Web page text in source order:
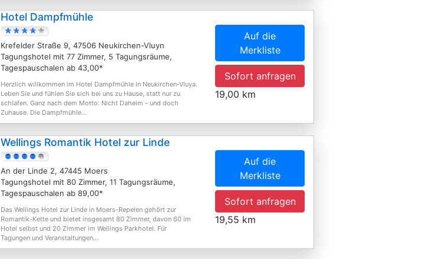
Hotel Dampfmühle
Krefelder Straße 9, 47506 Neukirchen-Vluyn
Tagungshotel mit 77 Zimmer, 5 Tagungsräume,
Tagespauschalen ab 43,00*
Herzlich willkommen im Hotel Dampfmühle in Neukirchen-Vluya.
Leben Sie und fühlen Sie sich bei uns zu Hause, statt nur zu
schlafen. Ganz nach dem Motto: Nicht Daheim - und doch
Zuhause. Die Dampfmühle...
Auf die
Merkliste
Sofort anfragen
19,00 km
Wellings Romantik Hotel zur Linde
An der Linde 2, 47445 Moers
Tagungshotel mit 80 Zimmer, 11 Tagungsräume,
Tagespauschalen ab 89,00*
Das Wellings Hotel zur Linde in Moers-Repelen gehört zur
Romantik-Kette und bietet insgesamt 80 Zimmer, davon 60 im
Hotel selbst und 20 Zimmer im Wellings Parkhotel. Für
Tagungen und Veranstaltungen...
Auf die
Merkliste
Sofort anfragen
19,55 km